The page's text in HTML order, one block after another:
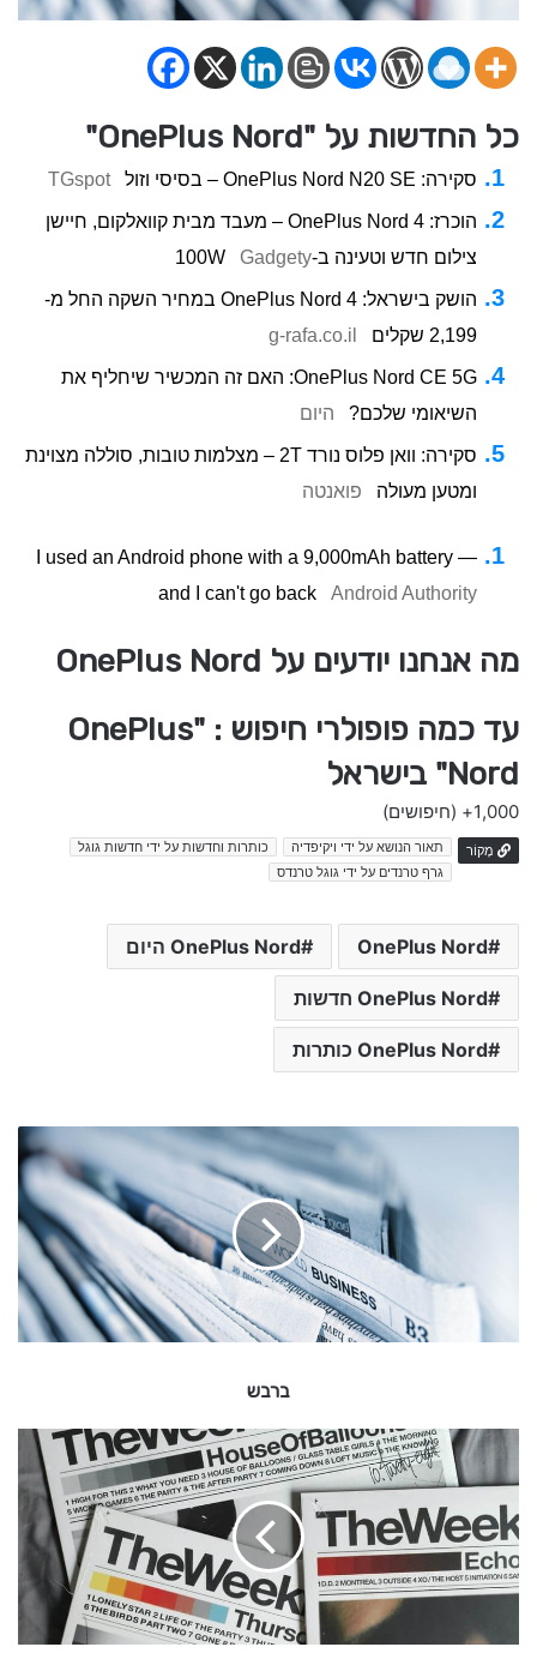
כל החדשות על "OnePlus Nord"
סקירה: OnePlus Nord N20 SE – בסיסי וזול TGspot
הוכרז: OnePlus Nord 4 – מעבד מבית קוואלקום, חיישן
צילום חדש וטעינה ב-100WGadgety
הושק בישראל: OnePlus Nord 4 במחיר השקה החל מ-
2,199 שקלים
g-rafa.co.il
OnePlus Nord CE 5G: האם זה המכשיר שיחליף את
השיאומי שלכם?
היום
סקירה: וואן פלוס נורד 2T – מצלמות טובות, סוללה מצוינת
ומטען מעולה
פואנטה
I used an Android phone with a 9,000mAh battery —
and I can't go back
Android Authority
מה אנחנו יודעים על OnePlus Nord
עד כמה פופולרי חיפוש : "OnePlus
Nord" בישראל
1,000+ (חיפושים)
מָקוֹר תאור הנושא על ידי ויקיפדיה
כותרות וחדשות על ידי חדשות גוגל
גרף טרנדים על ידי גוגל טרנדס
OnePlus Nord OnePlus Nord היום
OnePlus Nord חדשות
OnePlus Nord כותרות
ברבש
ו
פ
ס
ו
ר
ר